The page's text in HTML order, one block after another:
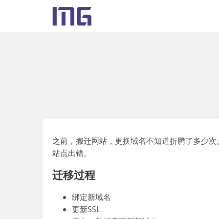
之前，搬迁网站，更换域名不知道折腾了多少
站点出错。
迁移过程
绑定新域名
更新SSL